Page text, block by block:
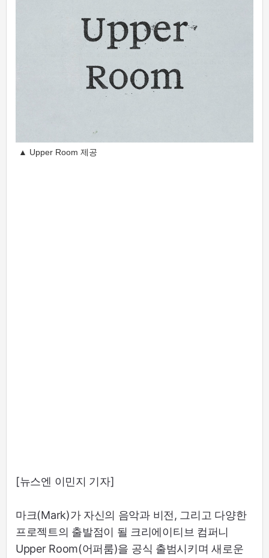
▲ Upper Room 제공
[뉴스엔 이민지 기자]
마크(Mark)가 자신의 음악과 비전, 그리고 다양한
프로젝트의 출발점이 될 크리에이티브 컴퍼니
Upper Room(어퍼룸)을 공식 출범시키며 새로운